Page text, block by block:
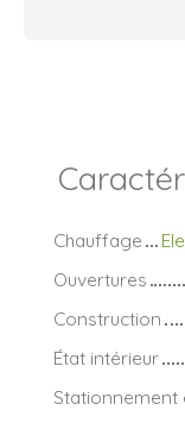
Chauffage
Ouvertures
Construction
État intérieur
Stationnement